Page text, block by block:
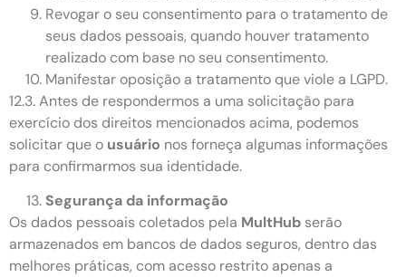
Revogar o seu consentimento para o tratamento de
seus dados pessoais, quando houver tratamento
realizado com base no seu consentimento.
Manifestar oposição a tratamento que viole a LGPD.
12.3. Antes de respondermos a uma solicitação para
exercício dos direitos mencionados acima, podemos
solicitar que o usuário nos forneça algumas informações
para confirmarmos sua identidade.
Segurança da informação
Os dados pessoais coletados pela MultHub serão
armazenados em bancos de dados seguros, dentro das
melhores práticas, com acesso restrito apenas a